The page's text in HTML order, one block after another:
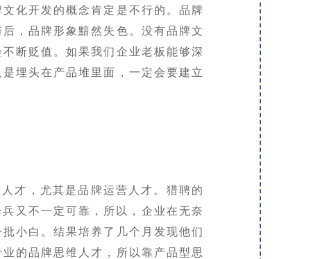
化开发的概念肯定是不行的。品牌
，品牌形象黯然失色。没有品牌文
断贬值。如果我们企业老板能够深
埋头在产品堆里面，一定会要建立
才，尤其是品牌运营人才。猎聘的
又不一定可靠，所以，企业在无奈
小白。结果培养了几个月发现他们
的品牌思维人才，所以靠产品型思